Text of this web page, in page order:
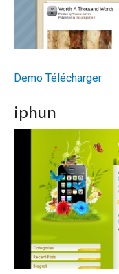
Demo Télécharger
iphun